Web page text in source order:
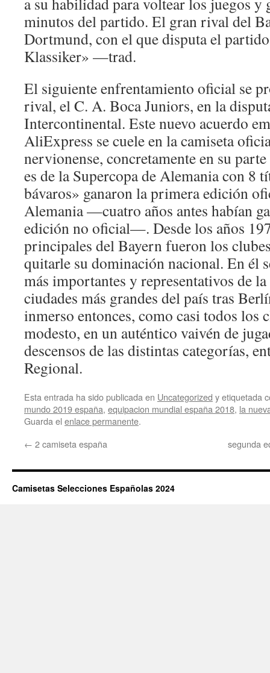
minutos del partido. El gran rival del
Dortmund, con el que disputa el
Klassiker» —trad.
El siguiente enfrentamiento oficial se
rival, el C. A. Boca Juniors, en la
Intercontinental. Este nuevo acuerdo
AliExpress se cuele en la camiseta
nervionense, concretamente en su
es de la Supercopa de Alemania con 8
bávaros» ganaron la primera edición
Alemania —cuatro años antes habían
edición no oficial—. Desde los años
principales del Bayern fueron los
quitarle su dominación nacional. En él
más importantes y representativos de
ciudades más grandes del país tras
inmerso entonces, como casi todos los
modesto, en un auténtico vaivén de
descensos de las distintas categorías,
Regional.
Esta entrada ha sido publicada en Uncategorized y etiquetada
mundo 2019 españa, equipacion mundial españa 2018, la
Guarda el enlace permanente.
← 2 camiseta españa segunda
Camisetas Selecciones Españolas 2024